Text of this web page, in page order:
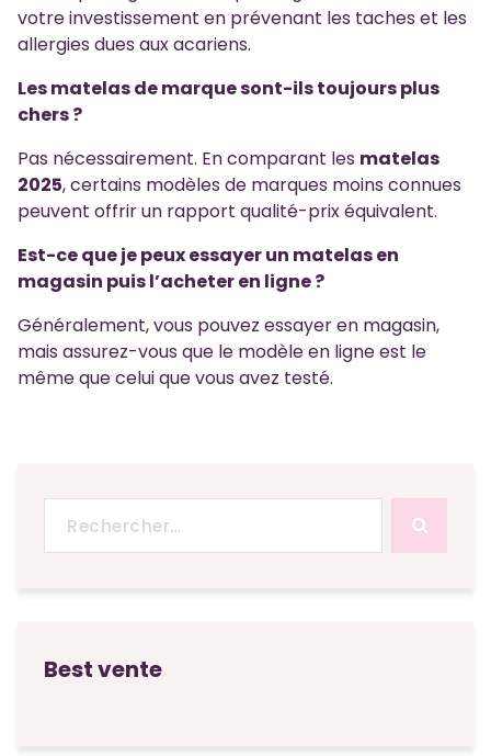
votre investissement en prévenant les taches et les
allergies dues aux acariens.
Les matelas de marque sont-ils toujours plus
chers ?
Pas nécessairement. En comparant les matelas
2025, certains modèles de marques moins connues
peuvent offrir un rapport qualité-prix équivalent.
Est-ce que je peux essayer un matelas en
magasin puis l’acheter en ligne ?
Généralement, vous pouvez essayer en magasin,
mais assurez-vous que le modèle en ligne est le
même que celui que vous avez testé.
pour :
Best vente